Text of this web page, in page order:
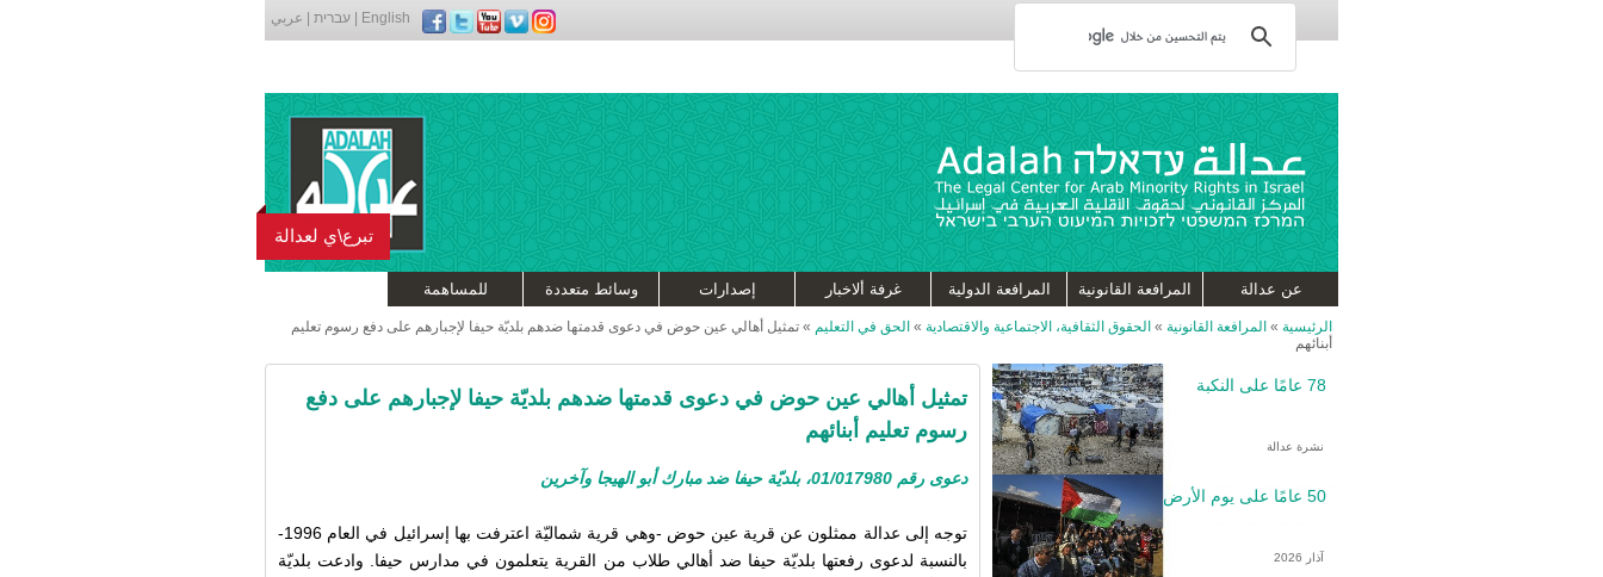
English עברית عربي
عن عدالة المرافعة القانونية المرافعة الدولية غرفة ألاخبار إصدارات وسائط متعددة للمساهمة
تبرع\ي لعدالة
الرئيسية » المرافعة القانونية » الحقوق الثقافية، الاجتماعية والاقتصادية » الحق في التعليم » تمثيل أهالي عين حوض في دعوى قدمتها ضدهم بلديّة حيفا لإجبارهم على دفع رسوم تعليم
أبنائهم
78 عامًا على النكبة
نشرة عدالة
50 عامًا على يوم الأرض
آذار 2026
تمثيل أهالي عين حوض في دعوى قدمتها ضدهم بلديّة حيفا لإجبارهم على دفع
رسوم تعليم أبنائهم
دعوى رقم 01/017980، بلديّة حيفا ضد مبارك أبو الهيجا وآخرين
توجه إلى عدالة ممثلون عن قرية عين حوض -وهي قرية شماليّة اعترفت بها إسرائيل في العام 1996-
بالنسبة لدعوى رفعتها بلديّة حيفا ضد أهالي طلاب من القرية يتعلمون في مدارس حيفا. وادعت بلديّة